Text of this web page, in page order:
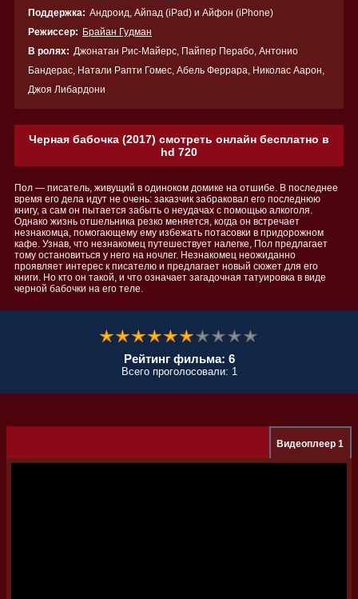
Поддержка: Андроид, Айпад (iPad) и Айфон (iPhone)
Режиссер: Брайан Гудман
В ролях: Джонатан Рис-Майерс, Пайпер Перабо, Антонио
Бандерас, Натали Рапти Гомес, Абель Феррара, Николас Аарон,
Джоя Либардони
Черная бабочка (2017) смотреть онлайн бесплатно в
hd 720
Пол — писатель, живущий в одиноком домике на отшибе. В последнее
время его дела идут не очень: заказчик забраковал его последнюю
книгу, а сам он пытается забыть о неудачах с помощью алкоголя.
Однако жизнь отшельника резко меняется, когда он встречает
незнакомца, помогающему ему избежать потасовки в придорожном
кафе. Узнав, что незнакомец путешествует налегке, Пол предлагает
тому остановиться у него на ночлег. Незнакомец неожиданно
проявляет интерес к писателю и предлагает новый сюжет для его
книги. Но кто он такой, и что означает загадочная татуировка в виде
черной бабочки на его теле.
Рейтинг фильма: 6
Всего проголосовали: 1
Видеоплеер 1